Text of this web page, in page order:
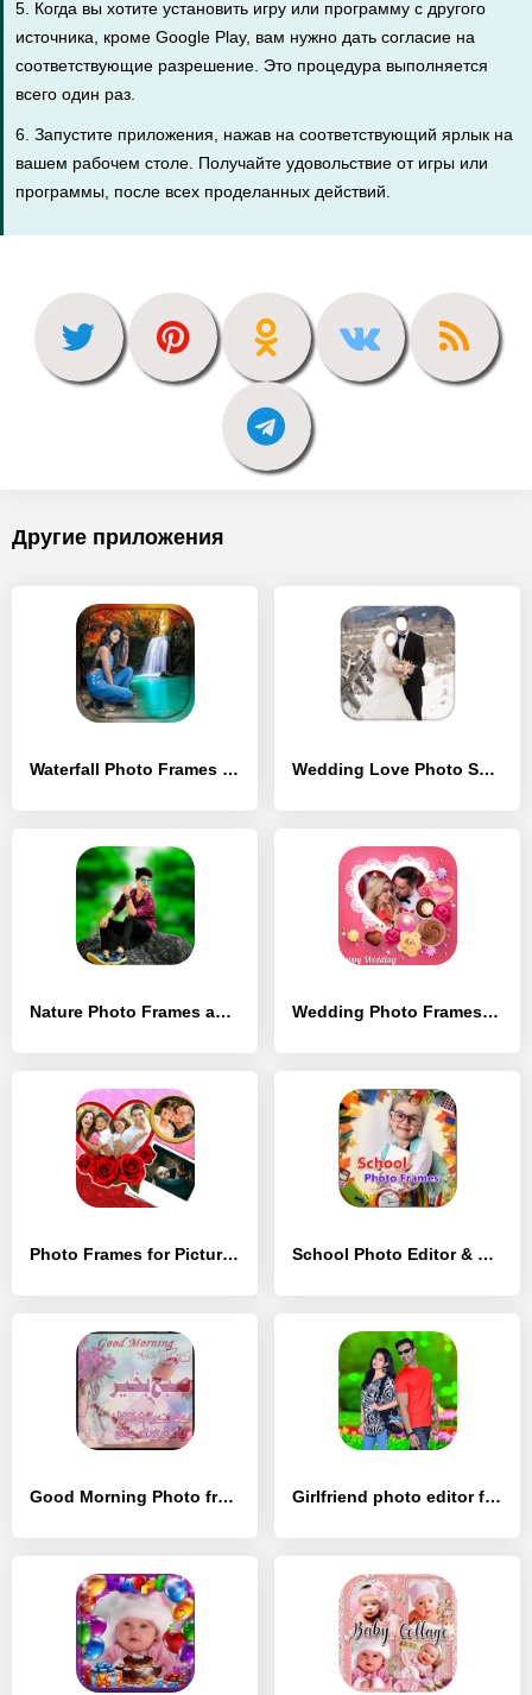
5. Когда вы хотите установить игру или программу с другого
источника, кроме Google Play, вам нужно дать согласие на
соответствующие разрешение. Это процедура выполняется
всего один раз.
6. Запустите приложения, нажав на соответствующий ярлык на
вашем рабочем столе. Получайте удовольствие от игры или
программы, после всех проделанных действий.
Другие приложения
Waterfall Photo Frames - [Разблокированная версия] Wedding Love Photo Suit Frames - [Полная версия]
Nature Photo Frames and Editor - [Премиум версия] Wedding Photo Frames - [Премиум версия]
Photo Frames for Pictures - [Без рекламы] School Photo Editor & Frames - [Без рекламы]
Good Morning Photo frames 22 - [Премиум версия] Girlfriend photo editor frames - [Полная версия]